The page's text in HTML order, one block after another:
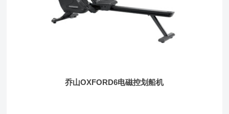
乔山OXFORD6电磁控划船机